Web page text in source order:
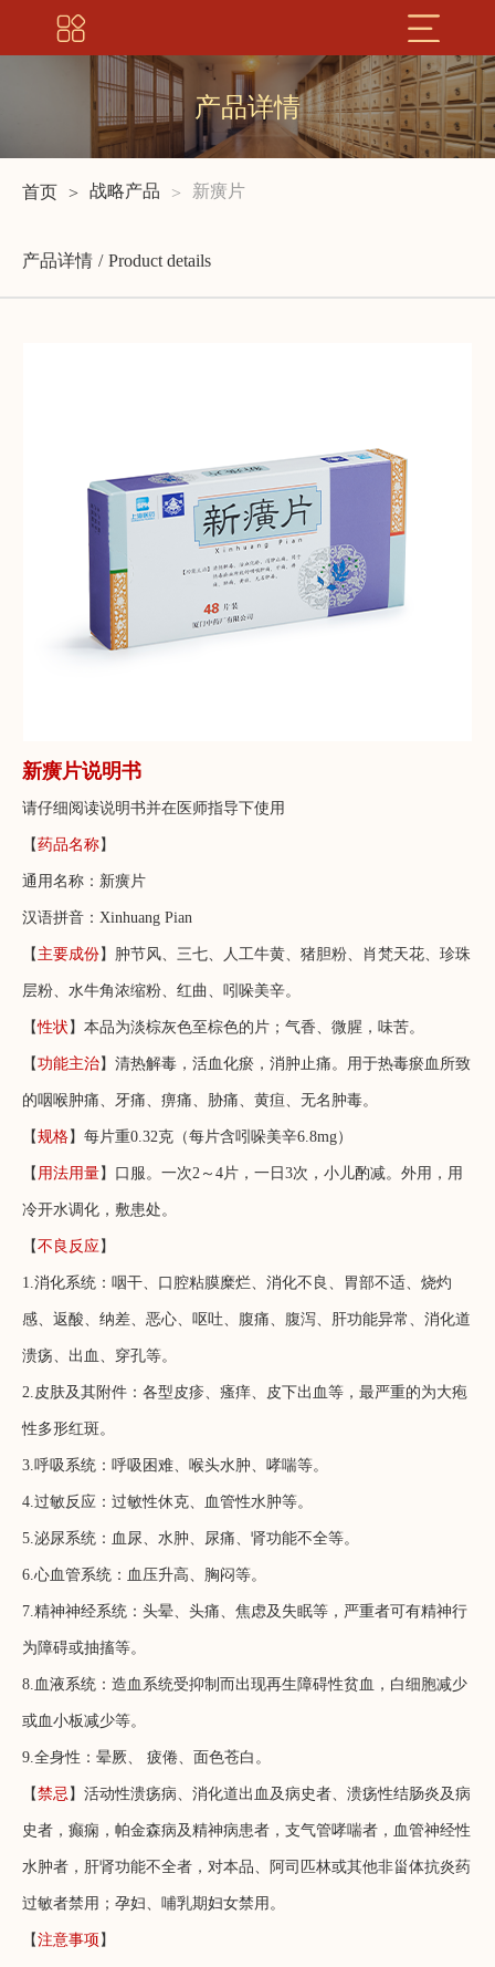
产品详情
首页 战略产品 新癀片
产品详情 Product details
新癀片说明书
请仔细阅读说明书并在医师指导下使用
【药品名称】
通用名称：新癀片
汉语拼音：Xinhuang Pian
【 主要成份】肿节风、三七、人工牛黄、猪胆粉、肖梵天花、珍珠
层粉、水牛角浓缩粉、红曲、吲哚美辛。
【性状 】本品为淡棕灰色至棕色的片；气香、微腥，味苦。
【功能主治】清热解毒，活血化瘀，消肿止痛。用于热毒瘀血所致
的咽喉肿痛、牙痛、痹痛、胁痛、黄疸、无名肿毒。
【规格】每片重0.32克（每片含吲哚美辛6.8mg）
【 用法用量】口服。一次2～4片，一日3次，小儿酌减。外用，用
冷开水调化，敷患处。
【不良反应】
1.消化系统：咽干、口腔粘膜糜烂、消化不良、胃部不适、烧灼
感、返酸、纳差、恶心、呕吐、腹痛、腹泻、肝功能异常、消化道
溃疡、出血、穿孔等。
2.皮肤及其附件：各型皮疹、瘙痒、皮下出血等，最严重的为大疱
性多形红斑。
3.呼吸系统：呼吸困难、喉头水肿、哮喘等。
4.过敏反应：过敏性休克、血管性水肿等。
5.泌尿系统：血尿、水肿、尿痛、肾功能不全等。
6.心血管系统：血压升高、胸闷等。
7.精神神经系统：头晕、头痛、焦虑及失眠等，严重者可有精神行
为障碍或抽搐等。
8.血液系统：造血系统受抑制而出现再生障碍性贫血，白细胞减少
或血小板减少等。
9.全身性：晕厥、 疲倦、面色苍白。
【禁忌 】活动性溃疡病、消化道出血及病史者、溃疡性结肠炎及病
史者，癫痫，帕金森病及精神病患者，支气管哮喘者，血管神经性
水肿者，肝肾功能不全者，对本品、阿司匹林或其他非甾体抗炎药
过敏者禁用；孕妇、哺乳期妇女禁用。
【注意事项 】